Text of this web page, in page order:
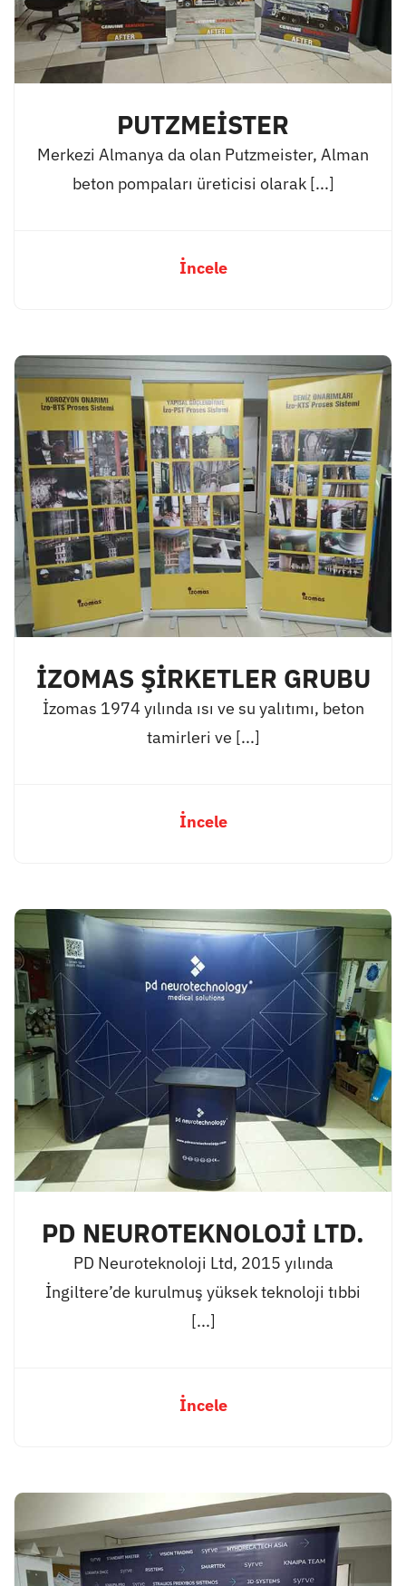
PUTZMEİSTER
Merkezi Almanya da olan Putzmeister, Alman
beton pompaları üreticisi olarak [...]
İncele
İZOMAS ŞİRKETLER GRUBU
İzomas 1974 yılında ısı ve su yalıtımı, beton
tamirleri ve [...]
İncele
PD NEUROTEKNOLOJİ LTD.
PD Neuroteknoloji Ltd, 2015 yılında
İngiltere’de kurulmuş yüksek teknoloji tıbbi
[...]
İncele